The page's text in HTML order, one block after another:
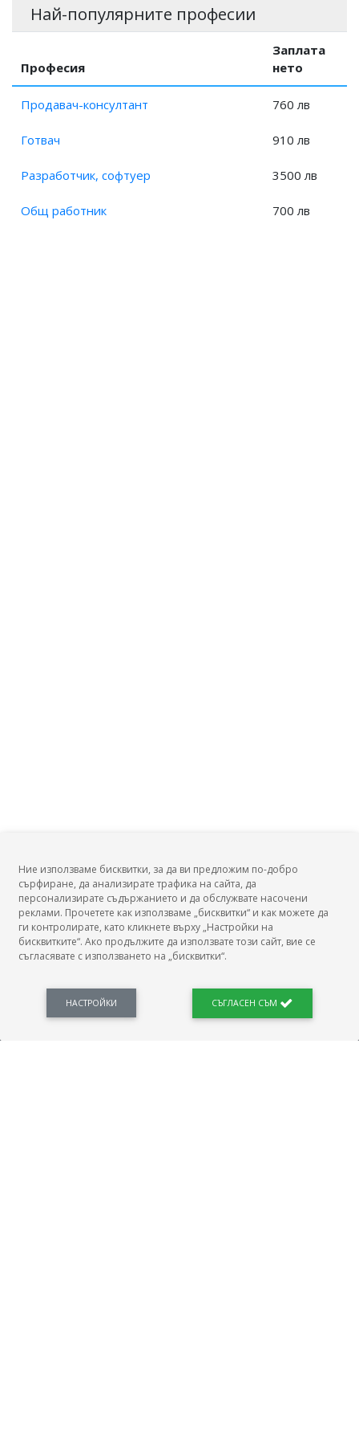
Заплата на Организатор аварии и застраховки?
Най-популярните професии
Професия
Заплата
нето
Продавач-консултант 760 лв
Готвач 910 лв
Разработчик, софтуер 3500 лв
Общ работник 700 лв
БГ Заплати
Новини, законови нормативи, кариерно ориентиране. Списък на всички
професии и трудови характеристики. Минимален облагаем доход. Калкулатор
Ние използваме бисквитки, за да ви предложим по-добро
сърфиране, да анализирате трафика на сайта, да
персонализирате съдържанието и да обслужвате насочени
реклами. Прочетете как използваме „бисквитки“ и как можете да
ги контролирате, като кликнете върху „Настройки на
бисквитките“. Ако продължите да използвате този сайт, вие се
съгласявате с използването на „бисквитки“.
НАСТРОЙКИ СЪГЛАСЕН СЪМ